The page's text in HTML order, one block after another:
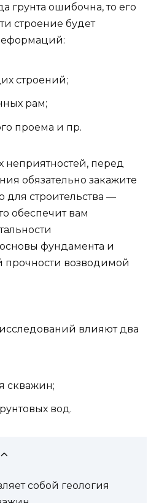
грунта ошибочна, то его
строение будет
строений;
рам;
проема и пр.
неприятностей, перед
обязательно закажите
для строительства —
обеспечит вам
фундамента и
прочности возводимой
влияют два
скважин;
вод.
собой геология